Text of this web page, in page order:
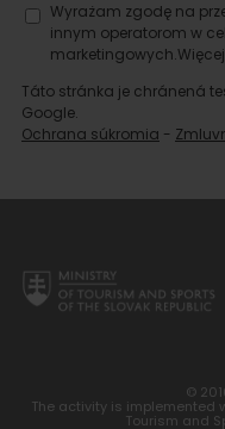
Wyrażam zgodę na
innym operatorom w
marketingowych.
Táto stránka je chránená
Google.
Ochrana súkromia -
©
The activity is implemented
Tourism and